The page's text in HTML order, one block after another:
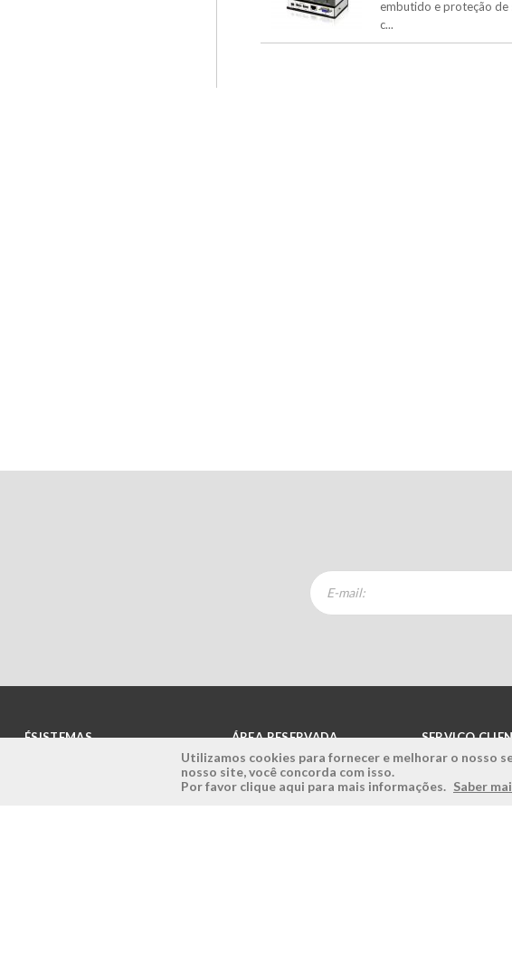
embutido e proteção de
c...
ÉSISTEMAS ÁREA RESERVADA
Login
SERVIÇO
Condições Gerais
Utilizamos cookies para fornecer e melhorar o nosso
nosso site, você concorda com isso.
Por favor clique aqui para mais informações. Saber